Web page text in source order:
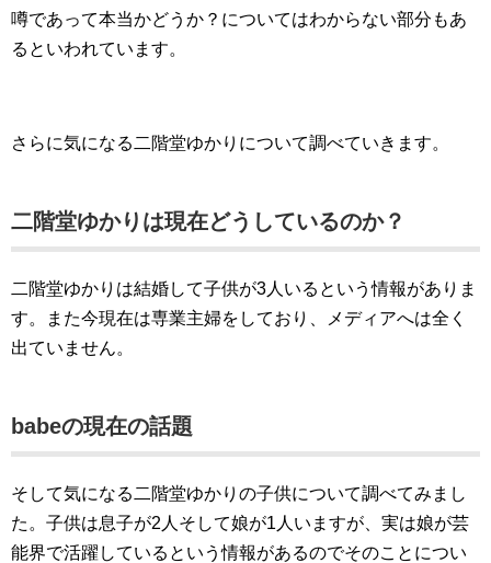
噂であって本当かどうか？についてはわからない部分もあ
るといわれています。
さらに気になる二階堂ゆかりについて調べていきます。
二階堂ゆかりは現在どうしているのか？
二階堂ゆかりは結婚して子供が3人いるという情報がありま
す。また今現在は専業主婦をしており、メディアへは全く
出ていません。
babeの現在の話題
そして気になる二階堂ゆかりの子供について調べてみまし
た。子供は息子が2人そして娘が1人いますが、実は娘が芸
能界で活躍しているという情報があるのでそのことについ